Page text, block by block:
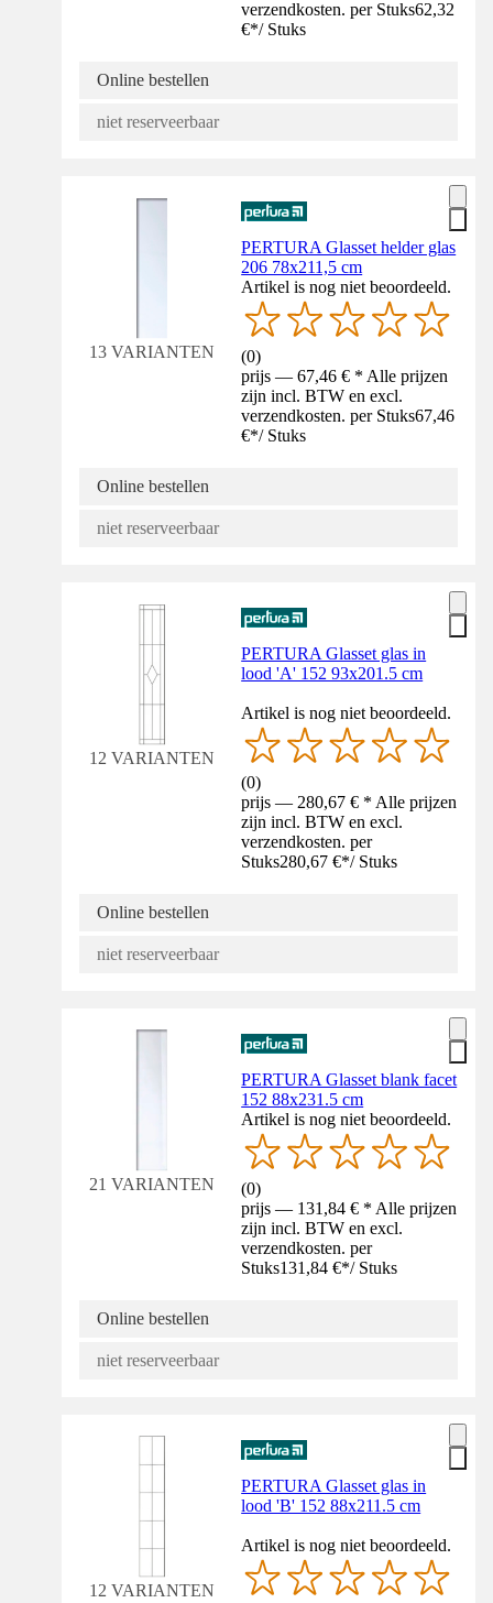
verzendkosten. per Stuks62,32
€*/ Stuks
Online bestellen
niet reserveerbaar
13 VARIANTEN
PERTURA Glasset helder glas
206 78x211,5 cm
Artikel is nog niet beoordeeld.
(0)
prijs — 67,46 € * Alle prijzen
zijn incl. BTW en excl.
verzendkosten. per Stuks67,46
€*/ Stuks
Online bestellen
niet reserveerbaar
12 VARIANTEN
PERTURA Glasset glas in
lood 'A' 152 93x201.5 cm
Artikel is nog niet beoordeeld.
(0)
prijs — 280,67 € * Alle prijzen
zijn incl. BTW en excl.
verzendkosten. per
Stuks280,67 €*/ Stuks
Online bestellen
niet reserveerbaar
21 VARIANTEN
PERTURA Glasset blank facet
152 88x231.5 cm
Artikel is nog niet beoordeeld.
(0)
prijs — 131,84 € * Alle prijzen
zijn incl. BTW en excl.
verzendkosten. per
Stuks131,84 €*/ Stuks
Online bestellen
niet reserveerbaar
12 VARIANTEN
PERTURA Glasset glas in
lood 'B' 152 88x211.5 cm
Artikel is nog niet beoordeeld.